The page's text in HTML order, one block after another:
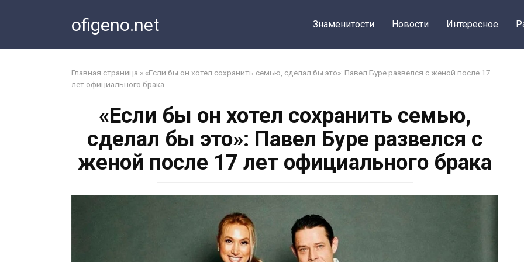
ofigeno.net Знаменитости Новости Интересное
Главная страница » «Если бы он хотел сохранить семью, сделал бы это»: Павел Буре развелся с женой после 17
лет официального брака
«Если бы он хотел сохранить семью,
сделал бы это»: Павел Буре развелся с
женой после 17 лет официального брака